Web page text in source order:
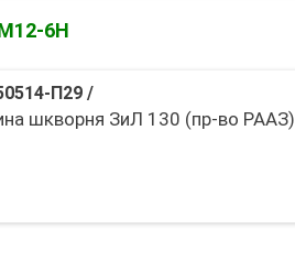
6Н
П29/
шкворня ЗиЛ 130 (пр-во РААЗ)